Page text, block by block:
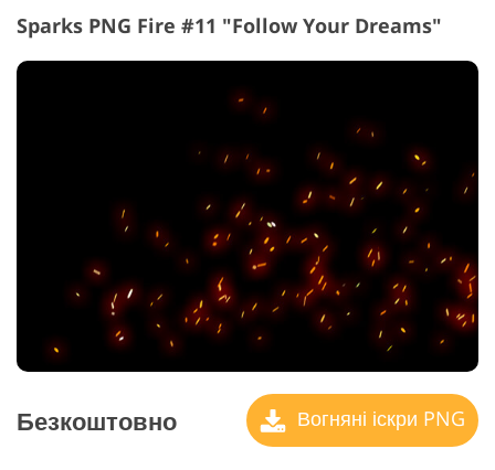
Sparks PNG Fire #11 "Follow Your Dreams"
Безкоштовно Вогняні іскри PNG